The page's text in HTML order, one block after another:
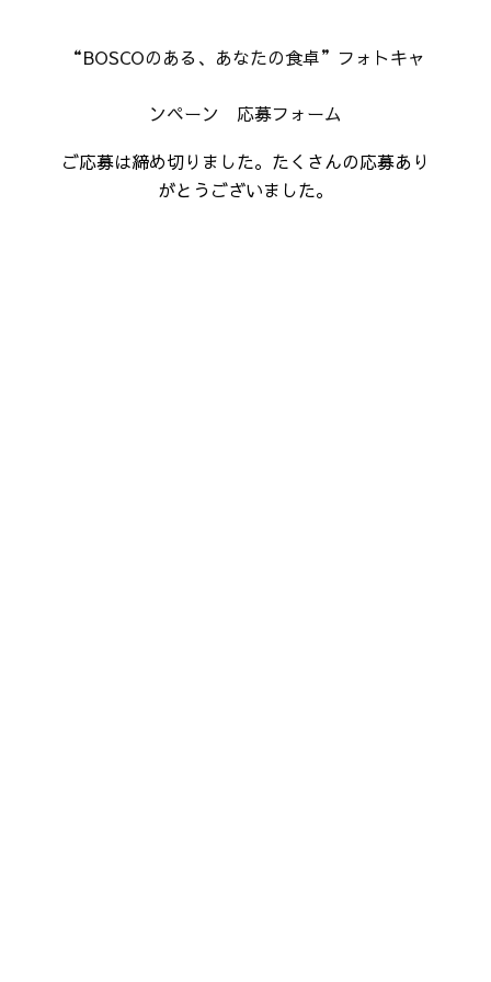
“BOSCOのある、あなたの食卓”フォトキャ
ンペーン 応募フォーム
ご応募は締め切りました。たくさんの応募あり
がとうございました。